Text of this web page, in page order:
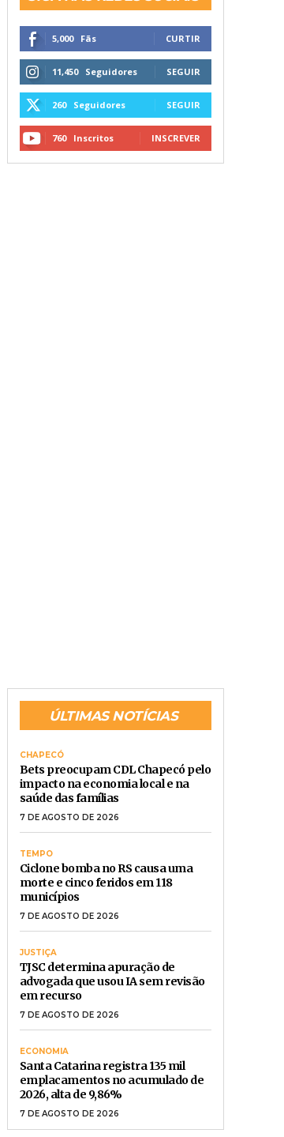
5,000 Fãs CURTIR
11,450 Seguidores SEGUIR
260 Seguidores SEGUIR
760 Inscritos INSCREVER
ÚLTIMAS NOTÍCIAS
CHAPECÓ
Bets preocupam CDL Chapecó pelo
impacto na economia local e na
saúde das famílias
7 DE AGOSTO DE 2026
TEMPO
Ciclone bomba no RS causa uma
morte e cinco feridos em 118
municípios
7 DE AGOSTO DE 2026
JUSTIÇA
TJSC determina apuração de
advogada que usou IA sem revisão
em recurso
7 DE AGOSTO DE 2026
ECONOMIA
Santa Catarina registra 135 mil
emplacamentos no acumulado de
2026, alta de 9,86%
7 DE AGOSTO DE 2026